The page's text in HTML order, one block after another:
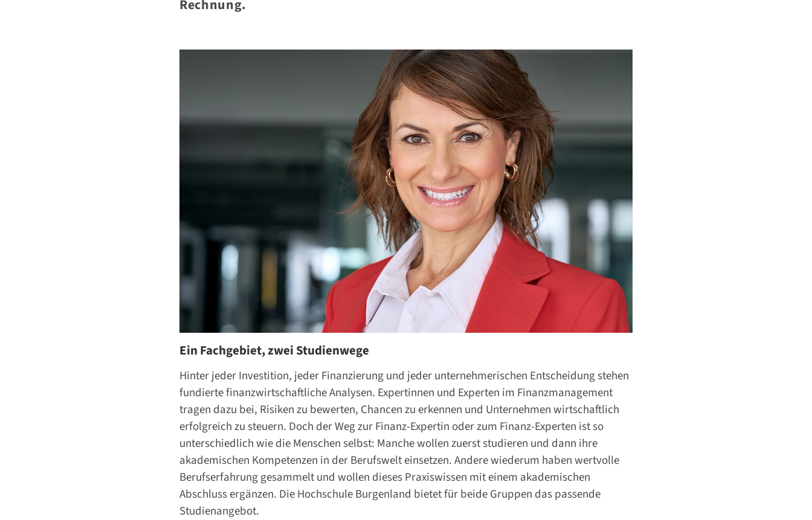
Rechnung.
Ein Fachgebiet, zwei Studienwege
Hinter jeder Investition, jeder Finanzierung und jeder unternehmerischen Entscheidung stehen
fundierte finanzwirtschaftliche Analysen. Expertinnen und Experten im Finanzmanagement
tragen dazu bei, Risiken zu bewerten, Chancen zu erkennen und Unternehmen wirtschaftlich
erfolgreich zu steuern. Doch der Weg zur Finanz-Expertin oder zum Finanz-Experten ist so
unterschiedlich wie die Menschen selbst: Manche wollen zuerst studieren und dann ihre
akademischen Kompetenzen in der Berufswelt einsetzen. Andere wiederum haben wertvolle
Berufserfahrung gesammelt und wollen dieses Praxiswissen mit einem akademischen
Abschluss ergänzen. Die Hochschule Burgenland bietet für beide Gruppen das passende
Studienangebot.